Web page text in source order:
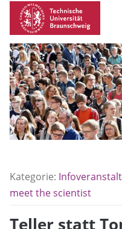
Kategorie:
meet the scientist
Teller statt